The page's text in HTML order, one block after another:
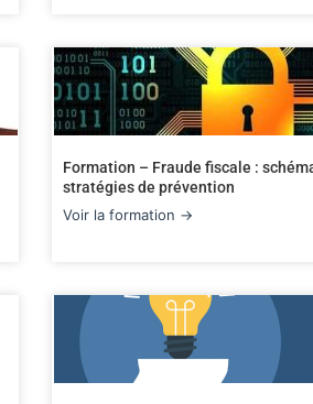
Formation – Fraude fiscale :
stratégies de prévention
Voir la formation →